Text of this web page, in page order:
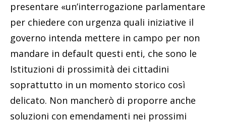
presentare «un’interrogazione parlamentare
per chiedere con urgenza quali iniziative il
governo intenda mettere in campo per non
mandare in default questi enti, che sono le
Istituzioni di prossimità dei cittadini
soprattutto in un momento storico così
delicato. Non mancherò di proporre anche
soluzioni con emendamenti nei prossimi